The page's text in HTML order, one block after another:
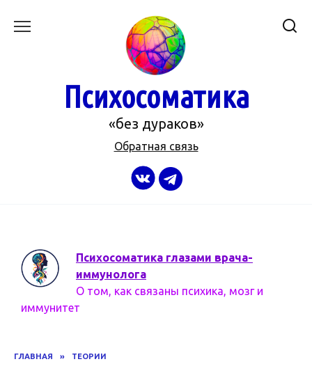
Психосоматика
«без дураков»
Обратная связь
Психосоматика глазами врача-
иммунолога
О том, как связаны психика, мозг и
иммунитет
ГЛАВНАЯ » ТЕОРИИ